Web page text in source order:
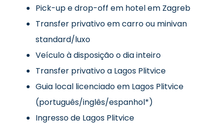
Pick-up e drop-off em hotel em Zagreb
Transfer privativo em carro ou minivan
standard/luxo
Veículo à disposição o dia inteiro
Transfer privativo a Lagos Plitvice
Guia local licenciado em Lagos Plitvice
(português/inglês/espanhol*)
Ingresso de Lagos Plitvice